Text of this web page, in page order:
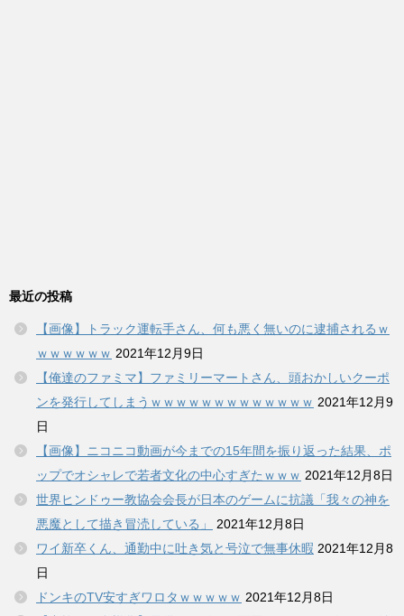
最近の投稿
【画像】トラック運転手さん、何も悪く無いのに逮捕されるｗ
ｗｗｗｗｗｗ 2021年12月9日
【俺達のファミマ】ファミリーマートさん、頭おかしいクーポ
ンを発行してしまうｗｗｗｗｗｗｗｗｗｗｗｗｗ 2021年12月9
日
【画像】ニコニコ動画が今までの15年間を振り返った結果、ポ
ップでオシャレで若者文化の中心すぎたｗｗｗ 2021年12月8日
世界ヒンドゥー教協会会長が日本のゲームに抗議「我々の神を
悪魔として描き冒涜している」
2021年12月8日
ワイ新卒くん、通勤中に吐き気と号泣で無事休暇 2021年12月8
日
ドンキのTV安すぎワロタｗｗｗｗｗ 2021年12月8日